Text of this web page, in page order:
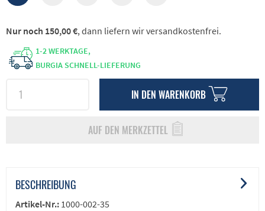
1-2 WERKTAGE,
BURGIA SCHNELL-LIEFERUNG
IN DEN WARENKORB
AUF DEN MERKZETTEL
Nur noch 150,00 €, dann liefern wir versandkostenfrei.
BESCHREIBUNG
Artikel-Nr.: 1000-002-35